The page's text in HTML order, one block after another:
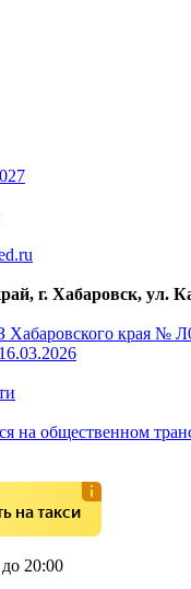
г. Хабаровск, ул.
края №
на общественном
на такси
20:00